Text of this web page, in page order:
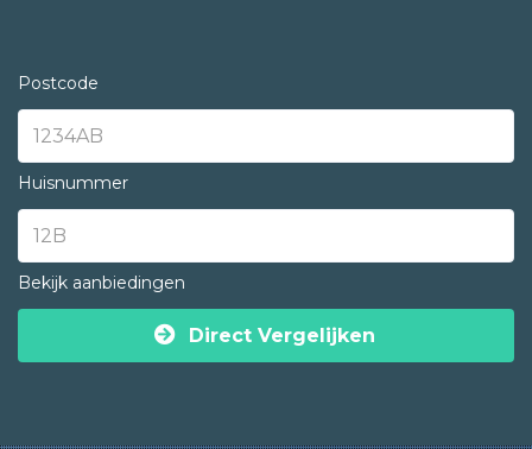
Postcode
Huisnummer
Bekijk aanbiedingen
Direct Vergelijken